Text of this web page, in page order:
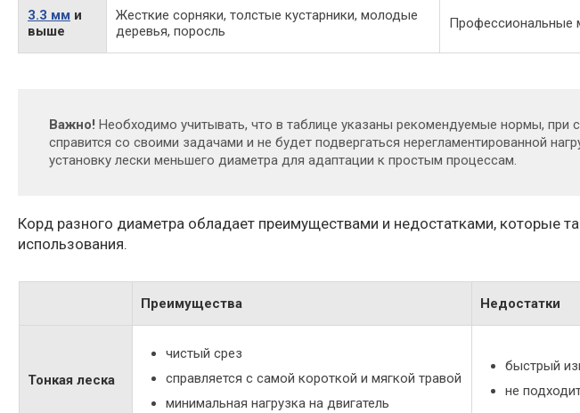
3.3 мм и
выше
Жесткие сорняки, толстые кустарники, молодые
деревья, поросль
Профессиональные
Важно! Необходимо учитывать, что в таблице указаны рекомендуемые нормы, при
справится со своими задачами и не будет подвергаться нерегламентированной
установку лески меньшего диаметра для адаптации к простым процессам.
Корд разного диаметра обладает преимуществами и недостатками, которые
использования.
Преимущества Недостатки
Тонкая леска
чистый срез
справляется с самой короткой и мягкой травой
минимальная нагрузка на двигатель
быстрый
не